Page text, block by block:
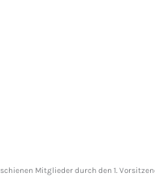
Mitglieder durch den 1.